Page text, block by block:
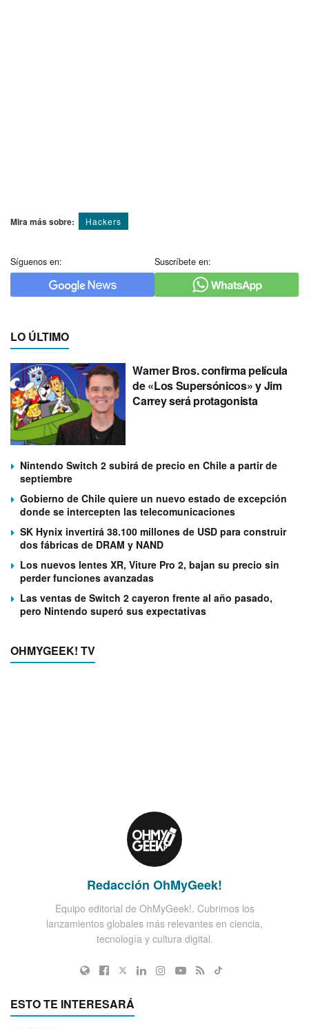
Mira más sobre: Hackers
Síguenos en: Suscríbete en:
LO ÚLTIMO
Warner Bros. confirma película
de «Los Supersónicos» y Jim
Carrey será protagonista
Nintendo Switch 2 subirá de precio en Chile a partir de
septiembre
Gobierno de Chile quiere un nuevo estado de excepción
donde se intercepten las telecomunicaciones
SK Hynix invertirá 38.100 millones de USD para construir
dos fábricas de DRAM y NAND
Los nuevos lentes XR, Viture Pro 2, bajan su precio sin
perder funciones avanzadas
Las ventas de Switch 2 cayeron frente al año pasado,
pero Nintendo superó sus expectativas
OHMYGEEK! TV
Redacción OhMyGeek!
Equipo editorial de OhMyGeek!. Cubrimos los
lanzamientos globales más relevantes en ciencia,
tecnología y cultura digital.
ESTO TE INTERESARÁ